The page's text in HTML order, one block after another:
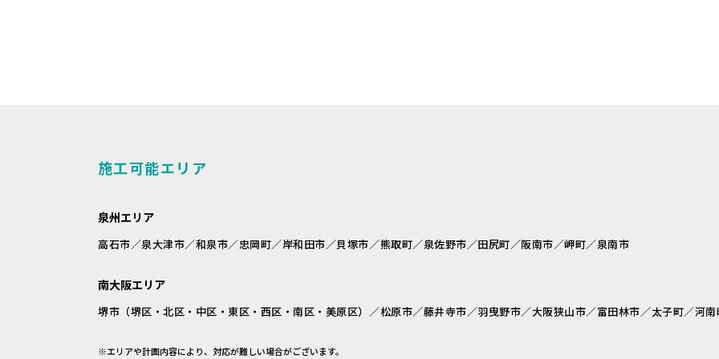
施工可能エリア
泉州エリア
高石市／泉大津市／和泉市／忠岡町／岸和田市／貝塚市／熊取町／泉佐野市／田尻町／阪南市／岬町／泉南市
南大阪エリア
堺市（堺区・北区・中区・東区・西区・南区・美原区）／松原市／藤井寺市／羽曳野市／大阪狭山市／富田林市／太子町／河
※エリアや計画内容により、対応が難しい場合がございます。